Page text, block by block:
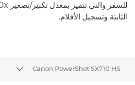
الثابتة وتسجيل الأفلام.
Canon PowerShot SX710 HS